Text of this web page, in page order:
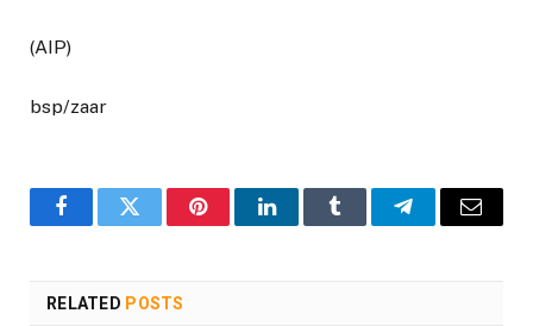
(AIP)
bsp/zaar
FacebookTwitter PinterestLinkedInTumblr TelegramEmail
RELATED POSTS